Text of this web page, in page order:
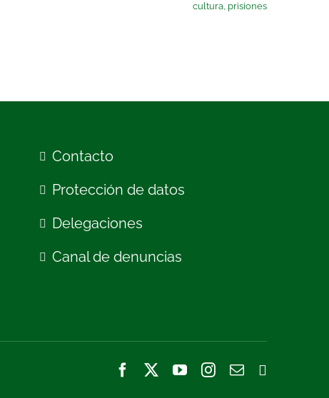
cultura, prisiones
Contacto
Protección de datos
Delegaciones
Canal de denuncias